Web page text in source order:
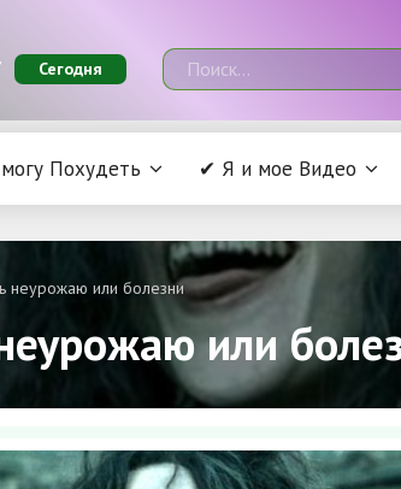
Сегодня
Похудеть ✔ Я и мое Видео
неурожаю или болезни
или